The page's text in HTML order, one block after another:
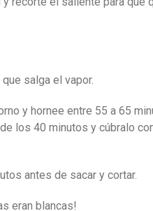
salga el vapor.
y hornee entre 55 a 65
los 40 minutos y cúbralo
antes de sacar y cortar.
eran blancas!